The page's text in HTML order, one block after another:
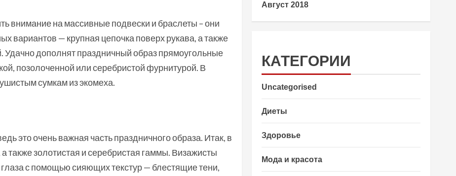
внимание на массивные подвески и браслеты – они
вариантов — крупная цепочка поверх рукава, а также
Удачно дополнят праздничный образ прямоугольные
позолоченной или серебристой фурнитурой. В
сумкам из экомеха.
это очень важная часть праздничного образа. Итак, в
а также золотистая и серебристая гаммы. Визажисты
с помощью сияющих текстур — блестящие тени,
Август 2018
КАТЕГОРИИ
Uncategorised
Диеты
Здоровье
Мода и красота